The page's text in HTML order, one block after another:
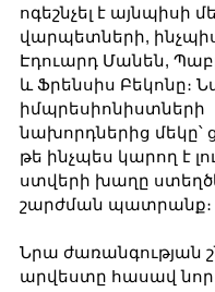
ոգեշնչել է այնպիսի
վարպետների,
Էդուարդ Մանեն,
և Ֆրենսիս Բեկոնը։
իմպրեսիոնիստների
նախորդներից մեկը՝
թե ինչպես կարող է
ստվերի խաղը
շարժման պատրանք։
Նրա ժառանգության
արվեստը հասավ նոր